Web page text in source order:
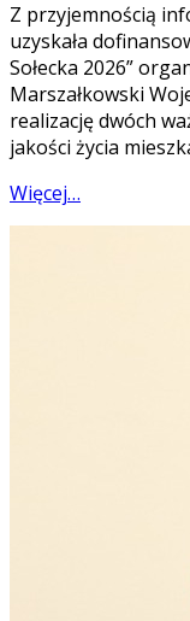
Z przyjemnością
uzyskała
Sołecka 2026”
Marszałkowski
realizację dwóch
jakości życia
Więcej…